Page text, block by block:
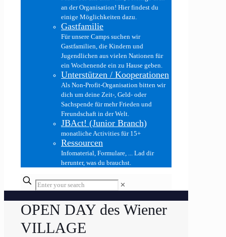
an der Organisation! Hier findest du
einige Möglichkeiten dazu.
Gastfamilie
Für unsere Camps suchen wir
Gastfamilien, die Kindern und
Jugendlichen aus vielen Nationen für
ein Wochenende ein zu Hause geben.
Unterstützen / Kooperationen
Als Non-Profit-Organisation bitten wir
dich um deine Zeit-, Geld- oder
Sachspende für mehr Frieden und
Freundschaft in der Welt.
JBAct! (Junior Branch)
monatliche Activities für 15+
Ressourcen
Infomaterial, Formulare, ... Lad dir
herunter, was du brauchst.
✕
OPEN DAY des Wiener
VILLAGE